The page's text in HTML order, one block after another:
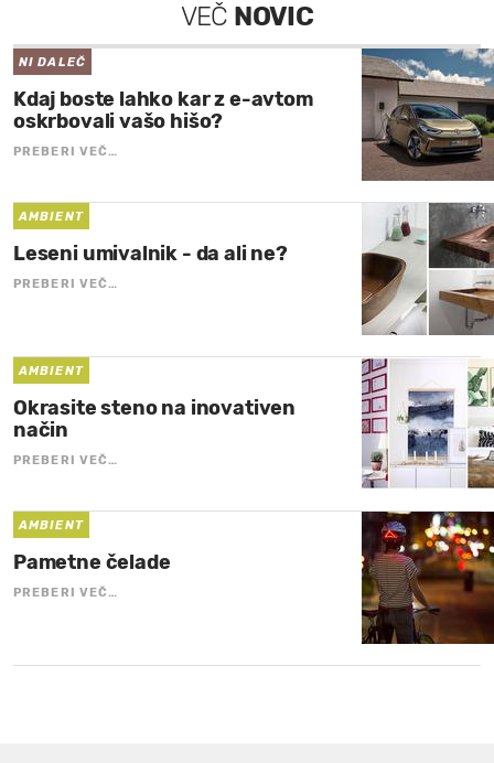
VEČ NOVIC
NI DALEČ
Kdaj boste lahko kar z e-avtom
oskrbovali vašo hišo?
PREBERI VEČ…
AMBIENT
Leseni umivalnik - da ali ne?
PREBERI VEČ…
AMBIENT
Okrasite steno na inovativen
način
PREBERI VEČ…
AMBIENT
Pametne čelade
PREBERI VEČ…